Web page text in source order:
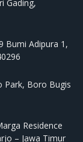
Gading,
Bumi Adipura 1,
Park, Boro Bugis
Residence
– Jawa Timur